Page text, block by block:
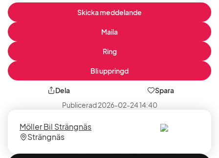
Skicka meddelande
Maila
Ring
Bli uppringd
Dela
Spara
Publicerad2026-02-24 14:40
Säljare
Möller Bil Strängnäs
Säljarens
plats
Strängnäs